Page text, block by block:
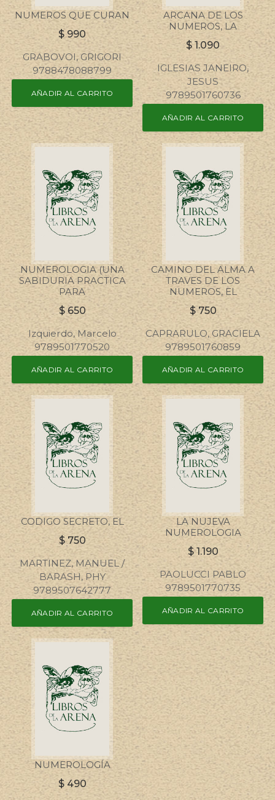
NUMEROS QUE CURAN
$ 990
GRABOVOI, GRIGORI
9788478088799
AÑADIR AL CARRITO
ARCANA DE LOS
NUMEROS, LA
$ 1.090
IGLESIAS JANEIRO,
JESUS
9789501760736
AÑADIR AL CARRITO
NUMEROLOGIA (UNA
SABIDURIA PRACTICA
PARA
$ 650
Izquierdo, Marcelo
9789501770520
AÑADIR AL CARRITO
CAMINO DEL ALMA A
TRAVES DE LOS
NUMEROS, EL
$750
CAPRARULO, GRACIELA
9789501760859
AÑADIR AL CARRITO
CODIGO SECRETO, EL
$750
MARTINEZ, MANUEL /
BARASH, PHY
9789507642777
AÑADIR AL CARRITO
LA NUJEVA
NUMEROLOGIA
$1.190
PAOLUCCI PABLO
9789501770735
AÑADIR AL CARRITO
NUMEROLOGÍA
$ 490